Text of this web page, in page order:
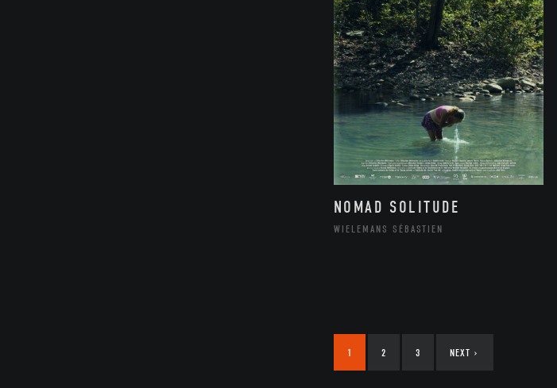
NOMAD SOLITUDE
WIELEMANS SÉBASTIEN
1 2 3 NEXT ›